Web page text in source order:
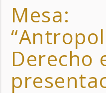
Mesa:
Derecho